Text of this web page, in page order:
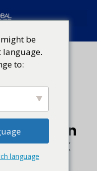
Calama
Miami
zur
Jahre
von
Network
be
to:
language